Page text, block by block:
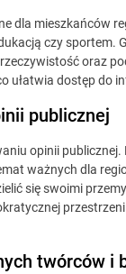
dla mieszkańców
czy sportem.
oraz
ułatwia dostęp do
publicznej
opinii
ważnych dla
się swoimi
twórców i